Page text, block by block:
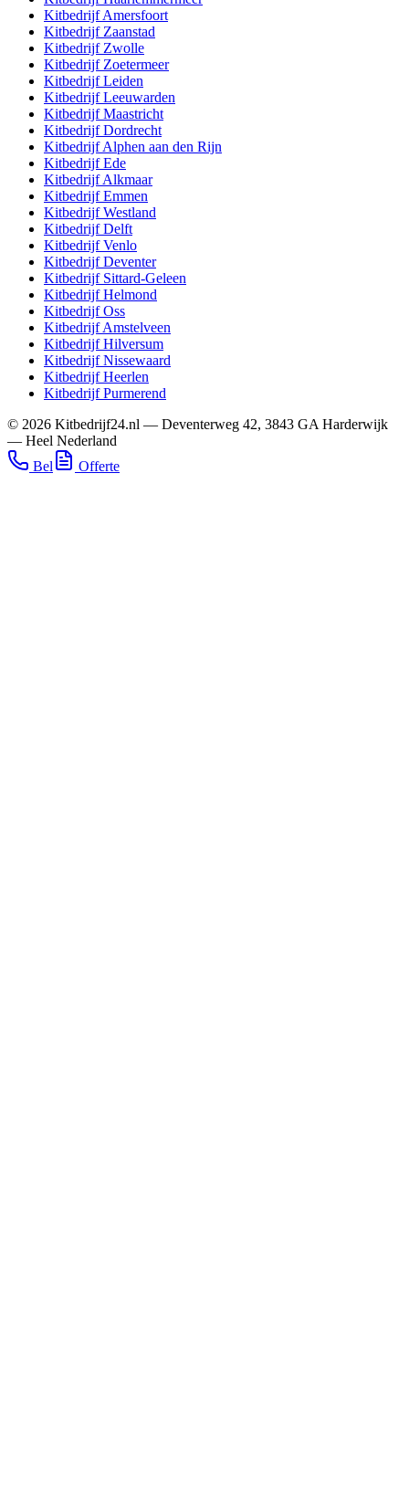
KitbedrijfAmersfoort
Kitbedrijf Zaanstad
Kitbedrijf Zwolle
Kitbedrijf Zoetermeer
KitbedrijfLeiden
KitbedrijfLeeuwarden
KitbedrijfMaastricht
KitbedrijfDordrecht
KitbedrijfAlphen aan den Rijn
KitbedrijfEde
KitbedrijfAlkmaar
KitbedrijfEmmen
KitbedrijfWestland
KitbedrijfDelft
KitbedrijfVenlo
KitbedrijfDeventer
Kitbedrijf Sittard-Geleen
KitbedrijfHelmond
KitbedrijfOss
KitbedrijfAmstelveen
KitbedrijfHilversum
KitbedrijfNissewaard
KitbedrijfHeerlen
KitbedrijfPurmerend
© 2026 Kitbedrijf24.nl — Deventerweg 42, 3843 GA Harderwijk
— Heel Nederland
Bel
Offerte